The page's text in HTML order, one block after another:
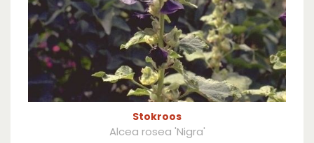
Stokroos
Alcea rosea 'Nigra'